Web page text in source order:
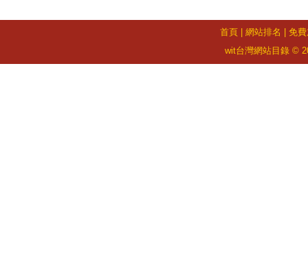
首頁| 網站排名
免
wit台灣網站目錄 ©